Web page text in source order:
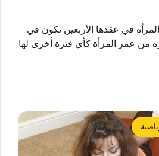
في عقدها الأربعين تكون في
من عمر المرأة كأي فترة أخرى لها